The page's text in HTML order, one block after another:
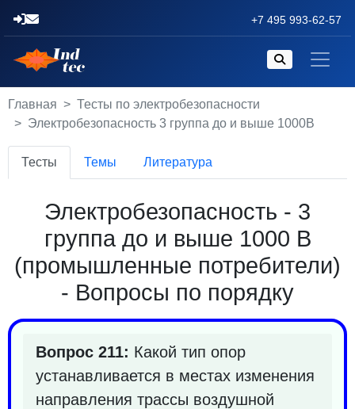
+7 495 993-62-57
Главная
Тесты по электробезопасности
Электробезопасность 3 группа до и выше 1000В
Тесты Темы Литература
Электробезопасность - 3
группа до и выше 1000 В
(промышленные потребители)
- Вопросы по порядку
Вопрос 211: Какой тип опор
устанавливается в местах изменения
направления трассы воздушной